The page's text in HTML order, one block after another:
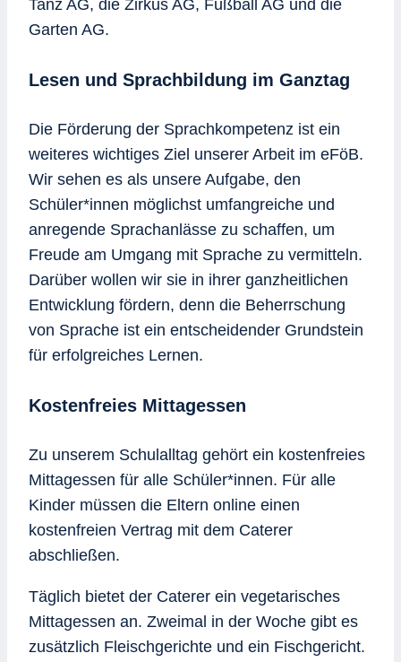
Tanz AG, die Zirkus AG, Fußball AG und die
Garten AG.
Lesen und Sprachbildung im Ganztag
Die Förderung der Sprachkompetenz ist ein
weiteres wichtiges Ziel unserer Arbeit im eFöB.
Wir sehen es als unsere Aufgabe, den
Schüler*innen möglichst umfangreiche und
anregende Sprachanlässe zu schaffen, um
Freude am Umgang mit Sprache zu vermitteln.
Darüber wollen wir sie in ihrer ganzheitlichen
Entwicklung fördern, denn die Beherrschung
von Sprache ist ein entscheidender Grundstein
für erfolgreiches Lernen.
Kostenfreies Mittagessen
Zu unserem Schulalltag gehört ein kostenfreies
Mittagessen für alle Schüler*innen. Für alle
Kinder müssen die Eltern online einen
kostenfreien Vertrag mit dem Caterer
abschließen.
Täglich bietet der Caterer ein vegetarisches
Mittagessen an. Zweimal in der Woche gibt es
zusätzlich Fleischgerichte und ein Fischgericht.